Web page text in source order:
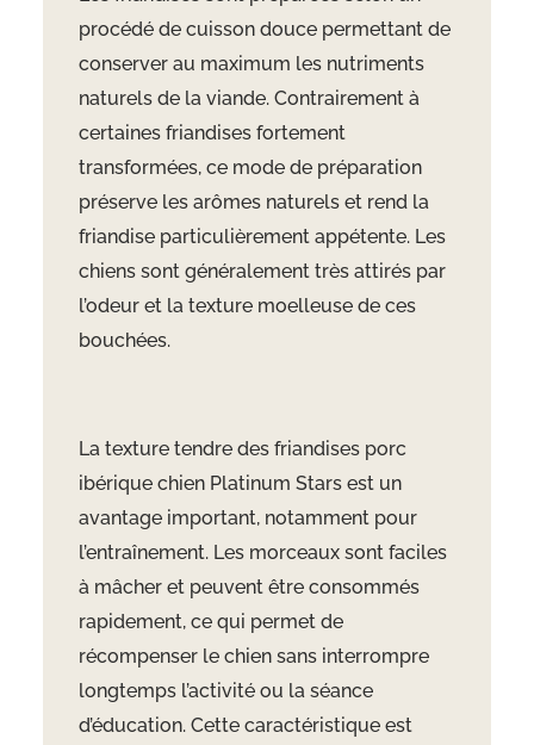
procédé de cuisson douce permettant de
conserver au maximum les nutriments
naturels de la viande. Contrairement à
certaines friandises fortement
transformées, ce mode de préparation
préserve les arômes naturels et rend la
friandise particulièrement appétente. Les
chiens sont généralement très attirés par
l’odeur et la texture moelleuse de ces
bouchées.
La texture tendre des friandises porc
ibérique chien Platinum Stars est un
avantage important, notamment pour
l’entraînement. Les morceaux sont faciles
à mâcher et peuvent être consommés
rapidement, ce qui permet de
récompenser le chien sans interrompre
longtemps l’activité ou la séance
d’éducation. Cette caractéristique est